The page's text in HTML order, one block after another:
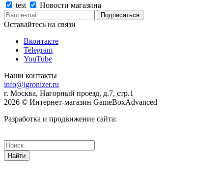
test
Новости магазина
Оставайтесь на связи
Вконтакте
Telegram
YouTube
Наши контакты
info@igronizer.ru
г. Москва, Нагорный проезд, д.7, стр.1
2026 © Интернет-магазин GameBoxAdvanced
Разработка и продвижение сайта:
Найти